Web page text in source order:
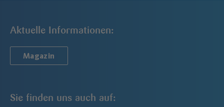
Aktuelle Informationen:
Magazin
Sie finden uns auch auf: